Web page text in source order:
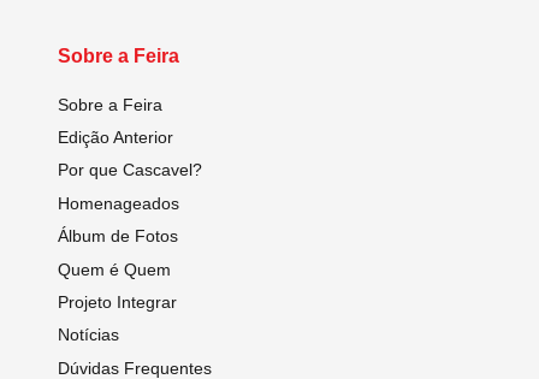
Sobre a Feira
Sobre a Feira
Edição Anterior
Por que Cascavel?
Homenageados
Álbum de Fotos
Quem é Quem
Projeto Integrar
Notícias
Dúvidas Frequentes